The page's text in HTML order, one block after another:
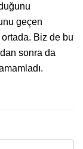
geçen
Biz de bu
sonra da